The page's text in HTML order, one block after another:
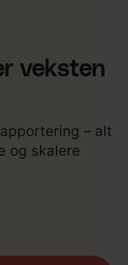
veksten
– alt
og skalere